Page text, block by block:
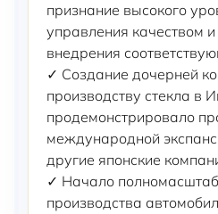
признание высокого
управления качеством
внедрения
✓ Создание дочерней
производству стекла в
продемонстрировало
международной
другие японские
✓ Начало
производства